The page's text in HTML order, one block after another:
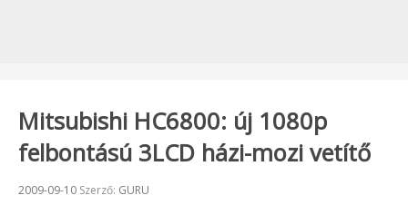
Mitsubishi HC6800: új 1080p
felbontású 3LCD házi-mozi vetítő
Beküldve:
2009-09-10 Szerző: GURU